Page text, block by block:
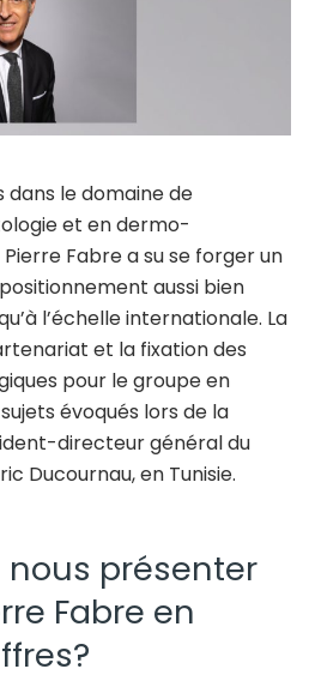
dans le domaine de
et en dermo-
Fabre a su se forger un
aussi bien
l’échelle internationale. La
et la fixation des
pour le groupe en
évoqués lors de la
directeur général du
Ducournau, en Tunisie.
nous présenter
Fabre en